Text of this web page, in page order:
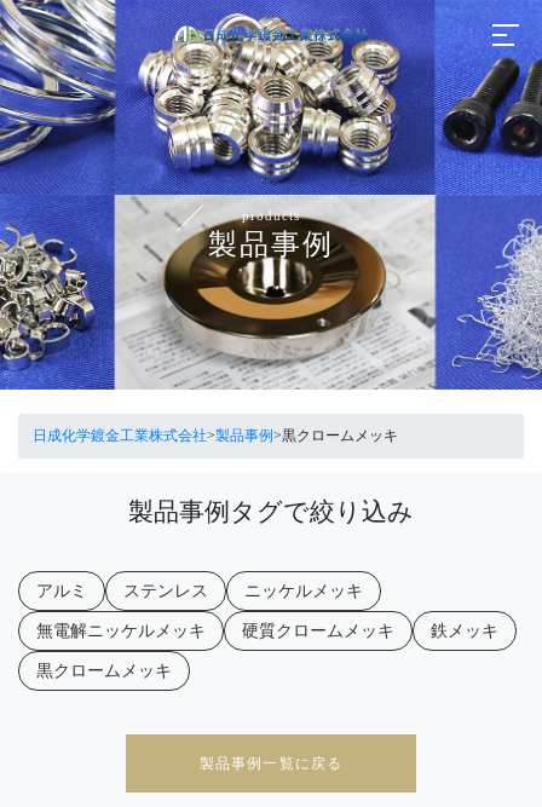
products
製品事例
日成化学鍍金工業株式会社>製品事例>黒クロームメッキ
製品事例タグで絞り込み
アルミ ステンレス ニッケルメッキ
無電解ニッケルメッキ 硬質クロームメッキ 鉄メッキ
黒クロームメッキ
製品事例一覧に戻る